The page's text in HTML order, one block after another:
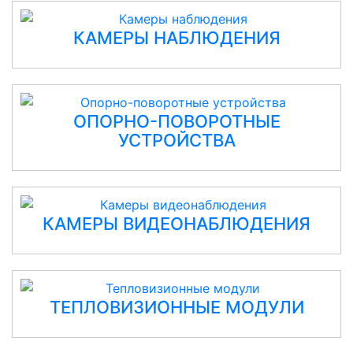
КАМЕРЫ НАБЛЮДЕНИЯ
ОПОРНО-ПОВОРОТНЫЕ
УСТРОЙСТВА
КАМЕРЫ ВИДЕОНАБЛЮДЕНИЯ
ТЕПЛОВИЗИОННЫЕ МОДУЛИ